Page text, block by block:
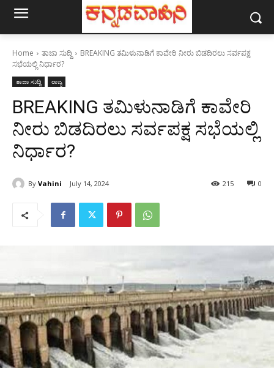
Home ತಾಜಾ ಸುದ್ದಿ
BREAKING ತಮಿಳುನಾಡಿಗೆ ಕಾವೇರಿ ನೀರು ಬಿಡದಿರಲು ಸರ್ವಪಕ್ಷ
ಸಭೆಯಲ್ಲಿ ನಿರ್ಧಾರ?
ತಾಜಾ ಸುದ್ದಿ ರಾಜ್ಯ
BREAKING ತಮಿಳುನಾಡಿಗೆ ಕಾವೇರಿ
ನೀರು ಬಿಡದಿರಲು ಸರ್ವಪಕ್ಷ ಸಭೆಯಲ್ಲಿ
ನಿರ್ಧಾರ?
By Vahini July 14, 2024 0
215